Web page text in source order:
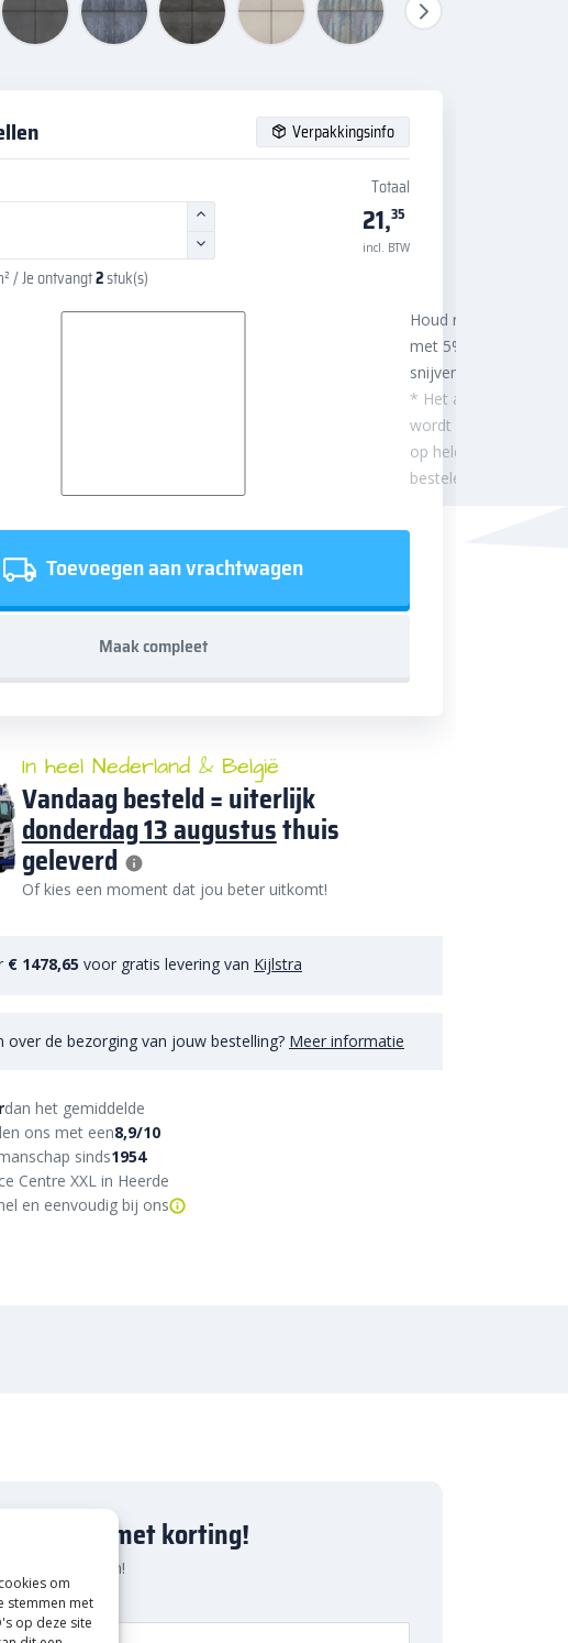
om
stemmen met
op deze site
Verpakkingsinfo
/ Je ontvangt2stuk(s)
Totaal
21,35
incl. BTW
Houd rekening
met 5%
snijverlies
* Het aantal m²
wordt afgerond
op hele
besteleenheden.
Toevoegen aan vrachtwagen
Maak compleet
In heel Nederland & België
Vandaag besteld = uiterlijk
donderdag 13 augustusthuis
geleverd
Of kies een moment dat jou beter uitkomt!
€ 1478,65 voor gratis levering van Kijlstra
over de bezorging van jouw bestelling? Meer informatie
dan het gemiddelde
ons met een8,9/10
sinds1954
Centre XXL in Heerde
en eenvoudig bij ons
met korting!
korting pakken!